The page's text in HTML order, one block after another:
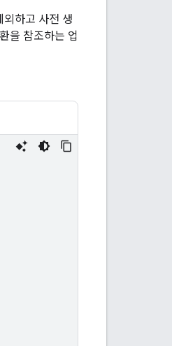
외하고 사전 생
을 참조하는 업